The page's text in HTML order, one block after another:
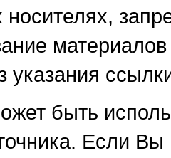
носителях,
указания
быть
Если Вы